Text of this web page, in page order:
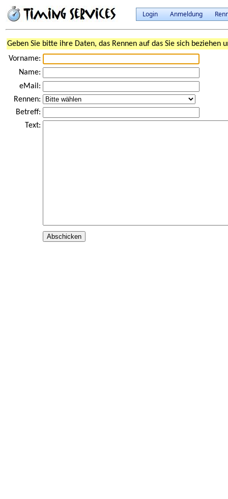
Login Anmeldung
Geben Sie bitte ihre Daten, das Rennen auf das Sie sich beziehen
Vorname:
Name:
eMail:
Rennen:
Betreff:
Text: